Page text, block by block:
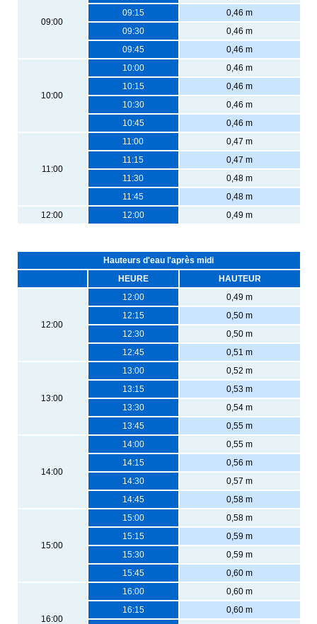
09:00
09:15
0,46 m
09:30
0,46 m
09:45
0,46 m
10:00
10:00
0,46 m
10:15
0,46 m
10:30
0,46 m
10:45
0,46 m
11:00
11:00
0,47 m
11:15
0,47 m
11:30
0,48 m
11:45
0,48 m
12:00
12:00 0,49 m
Hauteurs d'eau l'après midi
HEURE
HAUTEUR
12:00
12:00
0,49 m
12:15
0,50 m
12:30
0,50 m
12:45
0,51 m
13:00
13:00
0,52 m
13:15
0,53 m
13:30
0,54 m
13:45
0,55 m
14:00
14:00
0,55 m
14:15
0,56 m
14:30
0,57 m
14:45
0,58 m
15:00
15:00
0,58 m
15:15
0,59 m
15:30
0,59 m
15:45
0,60 m
16:00
16:00
0,60 m
16:15
0,60 m